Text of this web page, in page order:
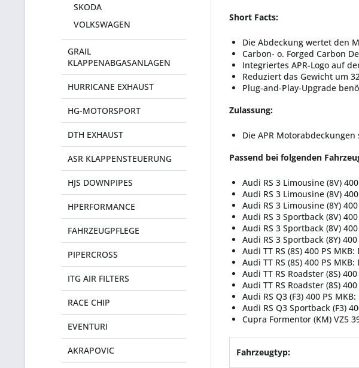
SKODA
VOLKSWAGEN
GRAIL
KLAPPENABGASANLAGEN
HURRICANE EXHAUST
HG-MOTORSPORT
DTH EXHAUST
ASR KLAPPENSTEUERUNG
HJS DOWNPIPES
HPERFORMANCE
FAHRZEUGPFLEGE
PIPERCROSS
ITG AIR FILTERS
RACE CHIP
EVENTURI
AKRAPOVIC
Short Facts:
Die Abdeckung wertet den
Carbon- o. Forged Carbon
Integriertes APR-Logo auf
Reduziert das Gewicht um
Plug-and-Play-Upgrade
Zulassung:
Die APR
Passend bei folgenden
Audi RS 3 Limousine (8V)
Audi RS 3 Limousine (8V)
Audi RS 3 Limousine (8Y)
Audi RS 3 Sportback (8V)
Audi RS 3 Sportback (8V)
Audi RS 3 Sportback (8Y)
Audi TT RS (8S) 400 PS MKB:
Audi TT RS (8S) 400 PS MKB:
Audi TT RS Roadster (8S)
Audi TT RS Roadster (8S)
Audi RS Q3 (F3) 400 PS MKB:
Audi RS Q3 Sportback (F3)
Cupra Formentor (KM) VZ5
Fahrzeugtyp: